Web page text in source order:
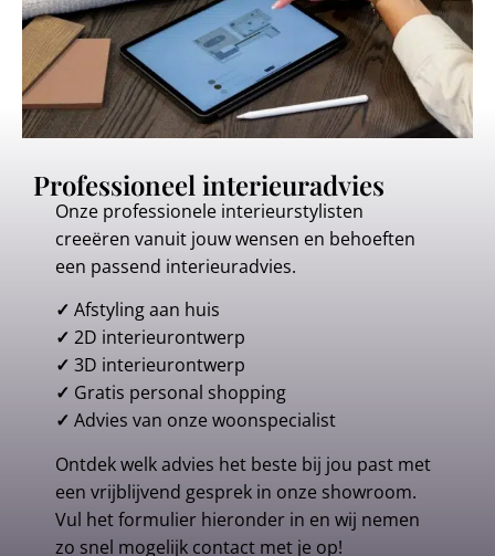
Professioneel interieuradvies
Onze professionele interieurstylisten
creeëren vanuit jouw wensen en behoeften
een passend interieuradvies.
✓ Afstyling aan huis
✓ 2D interieurontwerp
✓ 3D interieurontwerp
✓ Gratis personal shopping
✓ Advies van onze woonspecialist
Ontdek welk advies het beste bij jou past met
een vrijblijvend gesprek in onze showroom.
Vul het formulier hieronder in en wij nemen
zo snel mogelijk contact met je op!